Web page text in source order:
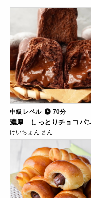
中級 レベル 70分
濃厚 しっとりチョコパ
けいちょん さん